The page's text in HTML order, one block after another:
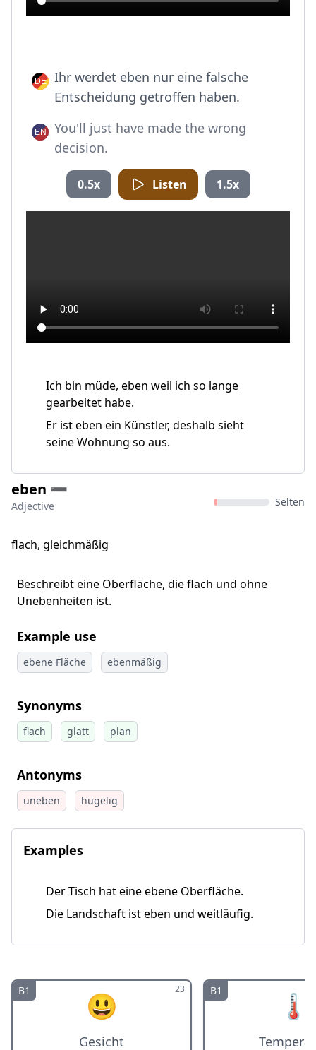
Ihr werdet eben nur eine falsche
Entscheidung getroffen haben.
You'll just have made the wrong
decision.
0.5x Listen 1.5x
Ich bin müde, eben weil ich so lange
gearbeitet habe.
Er ist eben ein Künstler, deshalb sieht
seine Wohnung so aus.
eben ➖
Adjective Selten
flach, gleichmäßig
Beschreibt eine Oberfläche, die flach und ohne
Unebenheiten ist.
Example use
ebene Fläche ebenmäßig
Synonyms
flach glatt plan
Antonyms
uneben hügelig
Examples
Der Tisch hat eine ebene Oberfläche.
Die Landschaft ist eben und weitläufig.
B1 23
😃
Gesicht
B1 🌡️